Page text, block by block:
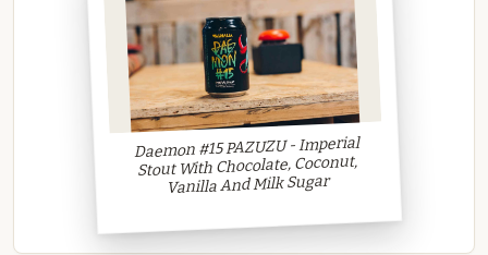
Daemon #15 PAZUZU - Imperial
Stout With Chocolate, Coconut,
Vanilla And Milk Sugar